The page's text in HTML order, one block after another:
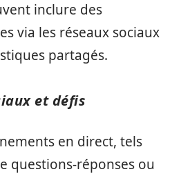
inclure des
via les réseaux sociaux
partagés.
et défis
en direct, tels
questions-réponses ou